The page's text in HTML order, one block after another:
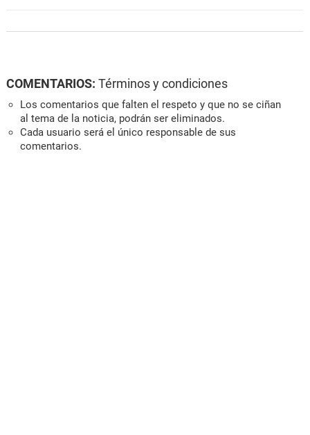
COMENTARIOS: Términos y condiciones
Los comentarios que falten el respeto y que no se ciñan
al tema de la noticia, podrán ser eliminados.
Cada usuario será el único responsable de sus
comentarios.